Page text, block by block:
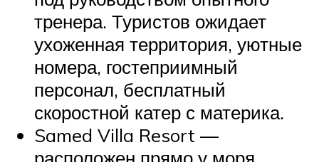
тренера. Туристов ожидает
ухоженная территория, уютные
номера, гостеприимный
персонал, бесплатный
скоростной катер с материка.
Samed Villa Resort —
расположен прямо у моря